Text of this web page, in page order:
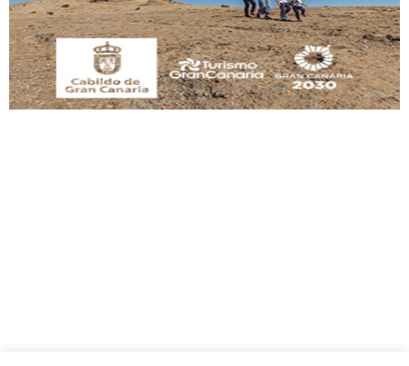
manso y extremadamente cari...
Leales.org » Gran Canaria | 9.7.2025